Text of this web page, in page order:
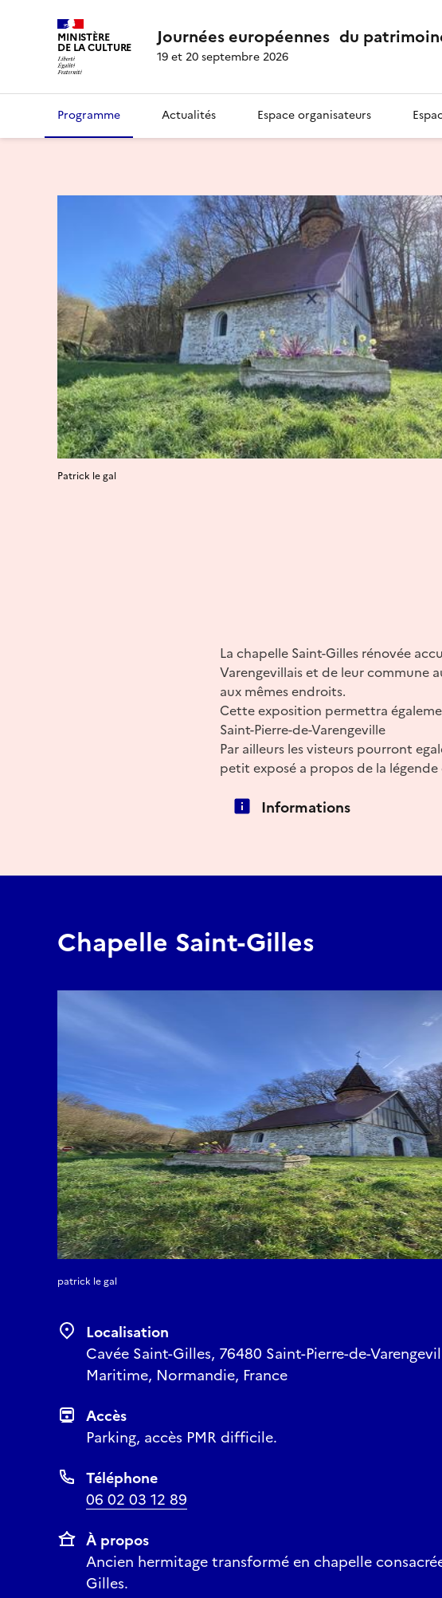
MINISTÈRE
DE LA CULTURE Journées européennes du
19 et 20 septembre 2026
Programme Actualités Espace organisateurs
Patrick le gal
La chapelle Saint-Gilles rénovée
Varengevillais et de leur commune
aux mêmes endroits.
Cette exposition permettra
Saint-Pierre-de-Varengeville
Par ailleurs les visteurs pourront
petit exposé a propos de la légende
Informations
Chapelle Saint-Gilles
patrick le gal
Localisation
Cavée Saint-Gilles, 76480 Saint-Pierre-de-
Maritime, Normandie, France
Accès
Parking, accès PMR difficile.
Téléphone
06 02 03 12 89
À propos
Ancien hermitage transformé en chapelle
Gilles.